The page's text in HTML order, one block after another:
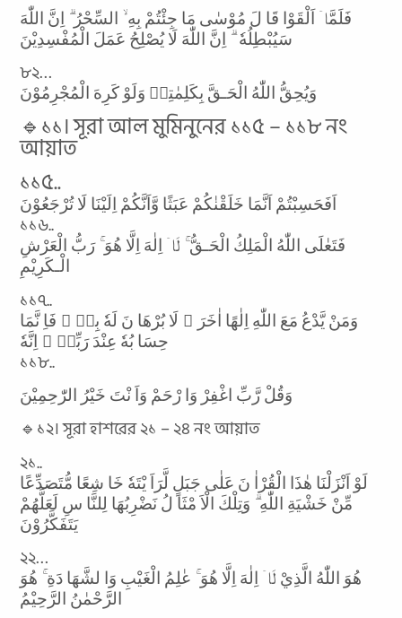
فَلَمَّاۤ اَلْقَوْا قَا لَ مُوْسٰى مَا جِئْتُمْ بِهِ ۙ السِّحْرُ ۗ اِنَّ اللّٰهَ
سَيُبْطِلُهٗ ۗ اِنَّ اللّٰهَ لَا يُصْلِحُ عَمَلَ الْمُفْسِدِيْنَ
৮২…
وَيُحِقُّ اللّٰهُ الْحَـقَّ بِكَلِمٰتِهٖ وَلَوْ كَرِهَ الْمُجْرِمُوْنَ
🔹১১। সূরা আল মুমিনুনের ১১৫ – ১১৮ নং
আয়াত
১১৫..
اَفَحَسِبْتُمْ اَنَّمَا خَلَقْنٰكُمْ عَبَثًا وَّاَنَّكُمْ اِلَيْنَا لَا تُرْجَعُوْنَ
১১৬..
فَتَعٰلَى اللّٰهُ الْمَلِكُ الْحَـقُّ ۚ لَاۤ اِلٰهَ اِلَّا هُوَ ۚ رَبُّ الْعَرْشِ
الْـكَرِيْمِ
১১৭..
وَمَنْ يَّدْعُ مَعَ اللّٰهِ اِلٰهًا اٰخَرَ ۙ لَا بُرْهَا نَ لَهٗ بِهٖ ۙ فَاِ نَّمَا
حِسَا بُهٗ عِنْدَ رَبِّهٖ ۗ اِنَّهٗ
১১৮..
وَقُلْ رَّبِّ اغْفِرْ وَا رْحَمْ وَاَ نْتَ خَيْرُ الرّٰحِمِيْنَ
🔹১২। সূরা হাশরের ২১ – ২৪ নং আয়াত
২১..
لَوْ اَنْزَلْنَا هٰذَا الْقُرْاٰ نَ عَلٰى جَبَلٍ لَّرَاَ يْتَهٗ خَا شِعًا مُّتَصَدِّعًا
مِّنْ خَشْيَةِ اللّٰهِ ۗ وَتِلْكَ الْاَ مْثَا لُ نَضْرِبُهَا لِلنَّا سِ لَعَلَّهُمْ
يَتَفَكَّرُوْنَ
২২…
هُوَ اللّٰهُ الَّذِيْ لَاۤ اِلٰهَ اِلَّا هُوَ ۚ عٰلِمُ الْغَيْبِ وَا لشَّهَا دَةِ ۚ هُوَ
الرَّحْمٰنُ الرَّحِيْمُ